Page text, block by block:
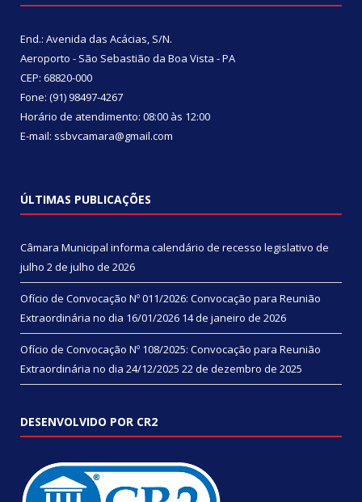
End.: Avenida das Acácias, S/N.
Aeroporto - São Sebastião da Boa Vista - PA
CEP: 68820-000
Fone: (91) 98497-4267
Horário de atendimento: 08:00 às 12:00
E-mail: ssbvcamara@gmail.com
ÚLTIMAS PUBLICAÇÕES
Câmara Municipal informa calendário de recesso legislativo de
julho 2 de julho de 2026
Ofício de Convocação Nº 011/2026: Convocação para Reunião
Extraordinária no dia 16/01/2026 14 de janeiro de 2026
Ofício de Convocação Nº 108/2025: Convocação para Reunião
Extraordinária no dia 24/12/2025 22 de dezembro de 2025
DESENVOLVIDO POR CR2